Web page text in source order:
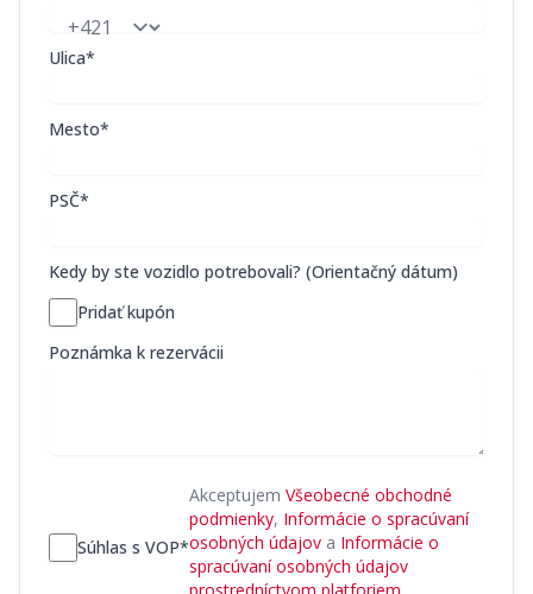
Ulica*
Mesto*
PSČ*
Kedy by ste vozidlo potrebovali? (Orientačný dátum)
Pridať kupón
Poznámka k rezervácii
Súhlas s VOP*
Akceptujem Všeobecné obchodné
podmienky, Informácie o spracúvaní
osobných údajov a Informácie o
spracúvaní osobných údajov